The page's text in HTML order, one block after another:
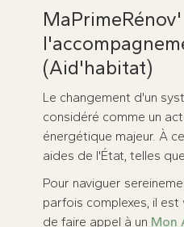
(Aid'habitat)
Le changement d'un
considéré comme un
énergétique majeur. À
aides de l'État, telles que
Pour naviguer
parfois complexes, il
de faire appel à un Mon